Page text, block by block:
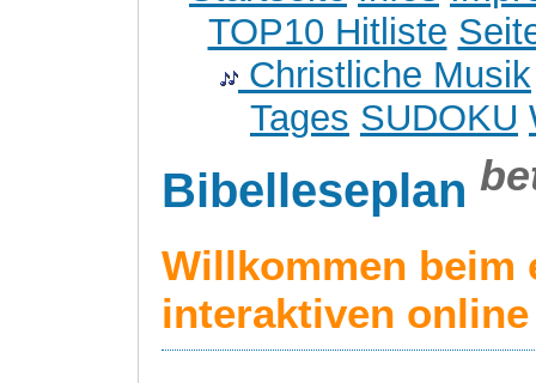
TOP10 Hitliste
Christliche Musik
Tages SUDOKU
Bibelleseplan
Willkommen beim
interaktiven